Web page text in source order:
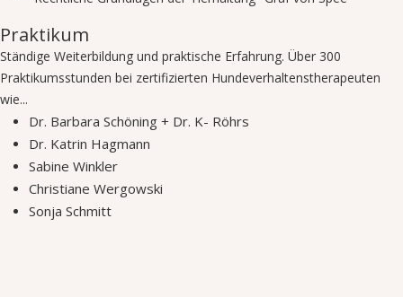
Praktikum
Ständige Weiterbildung und praktische Erfahrung. Über 300
Praktikumsstunden bei zertifizierten Hundeverhaltenstherapeuten
wie...
Dr. Barbara Schöning + Dr. K- Röhrs
Dr. Katrin Hagmann
Sabine Winkler
Christiane Wergowski
Sonja Schmitt